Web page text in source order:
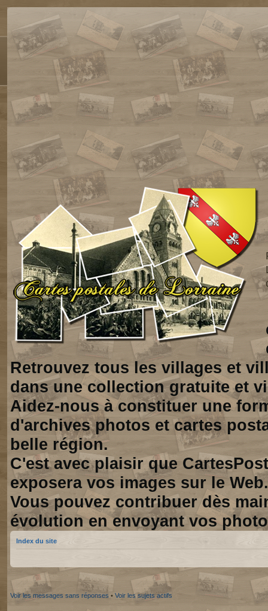
Retrouvez tous les villages et
dans une collection gratuite et
Aidez-nous à constituer une
d'archives photos et cartes
belle région.
C'est avec plaisir que
exposera vos images sur le Web.
Vous pouvez contribuer dès
évolution en envoyant vos
Index du site
Voir les messages sans réponses • Voir les sujets actifs